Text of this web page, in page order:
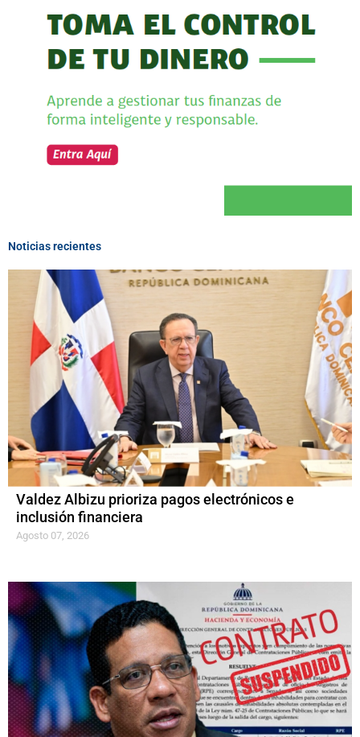
Noticias recientes
Valdez Albizu prioriza pagos electrónicos e
inclusión financiera
Agosto 07, 2026